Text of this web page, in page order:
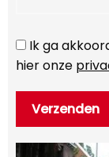
Ik ga
hier onze